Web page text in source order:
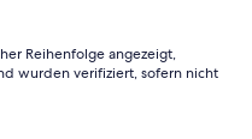
Reihenfolge angezeigt,
wurden verifiziert, sofern nicht